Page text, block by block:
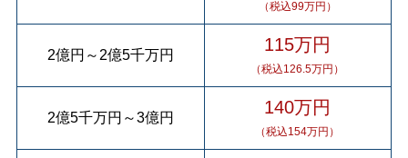
（税込99万円）
2億円 ～ 2億5千万円 115万円
（税込126.5万円）
2億5千万円 ～3億円 140万円
（税込154万円）